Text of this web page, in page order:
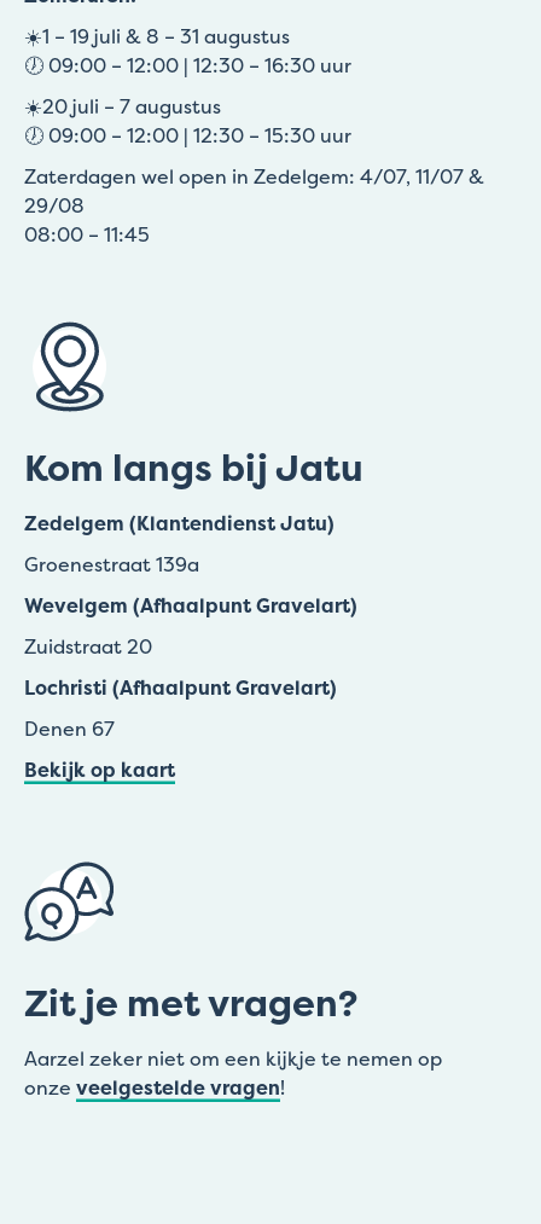
☀️1 – 19 juli & 8 – 31 augustus
🕖 09:00 – 12:00 | 12:30 – 16:30 uur
☀️20 juli – 7 augustus
🕖 09:00 – 12:00 | 12:30 – 15:30 uur
Zaterdagen wel open in Zedelgem: 4/07, 11/07 &
29/08
08:00 – 11:45
Kom langs bij Jatu
Zedelgem (Klantendienst Jatu)
Groenestraat 139a
Wevelgem (Afhaalpunt Gravelart)
Zuidstraat 20
Lochristi (Afhaalpunt Gravelart)
Denen 67
Bekijk op kaart
Zit je met vragen?
Aarzel zeker niet om een kijkje te nemen op
onze veelgestelde vragen!